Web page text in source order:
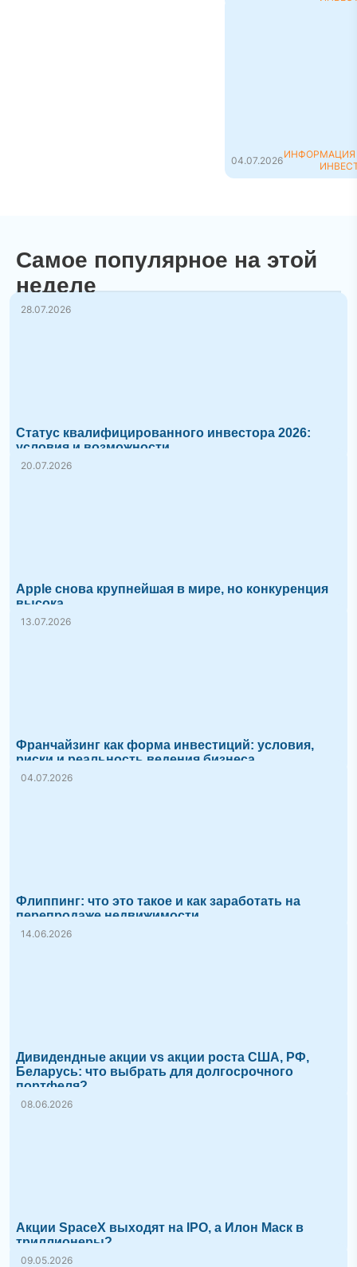
04.07.2026ИНФОРМАЦИЯ
Самое популярное на этой
неделе
28.07.2026
Статус квалифицированного инвестора 2026:
условия и возможности
20.07.2026
Apple снова крупнейшая в мире, но конкуренция
высока
13.07.2026
Франчайзинг как форма инвестиций: условия,
риски и реальность ведения бизнеса
04.07.2026
Флиппинг: что это такое и как заработать на
перепродаже недвижимости
14.06.2026
Дивидендные акции vs акции роста США, РФ,
Беларусь: что выбрать для долгосрочного
портфеля?
08.06.2026
Акции SpaceX выходят на IPO, а Илон Маск в
триллионеры?
09.05.2026